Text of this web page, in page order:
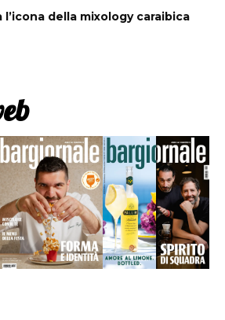
l’icona della mixology caraibica